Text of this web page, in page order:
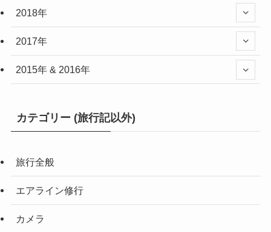
2018年
2017年
2015年 & 2016年
カテゴリー (旅行記以外)
旅行全般
エアライン修行
カメラ